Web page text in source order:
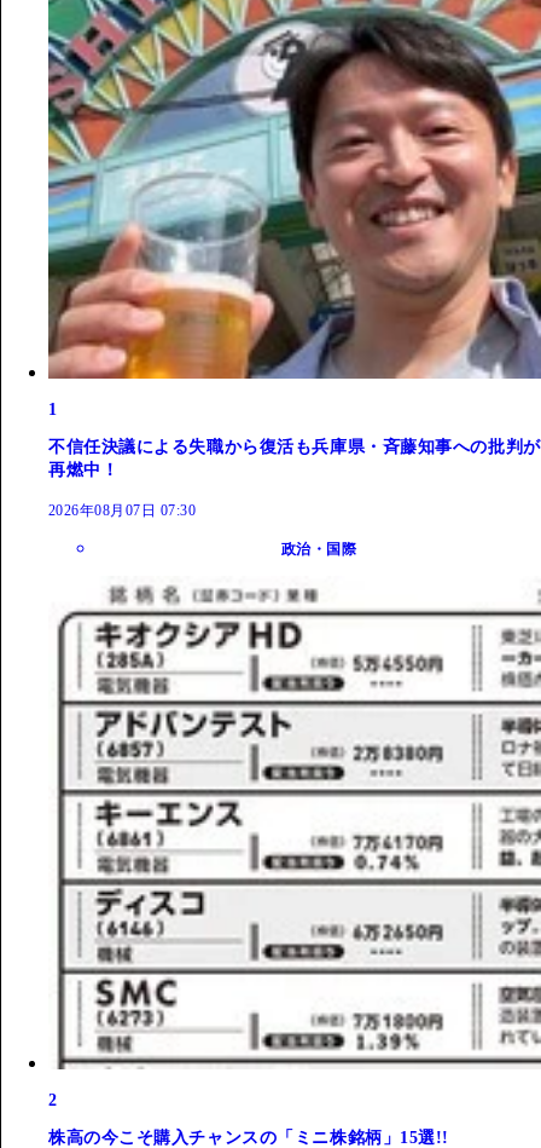
1
不信任決議による失職から復活も兵庫県・斉藤知事への批判が
再燃中！
2026年08月07日 07:30
政治・国際
2
株高の今こそ購入チャンスの「ミニ株銘柄」15選!!